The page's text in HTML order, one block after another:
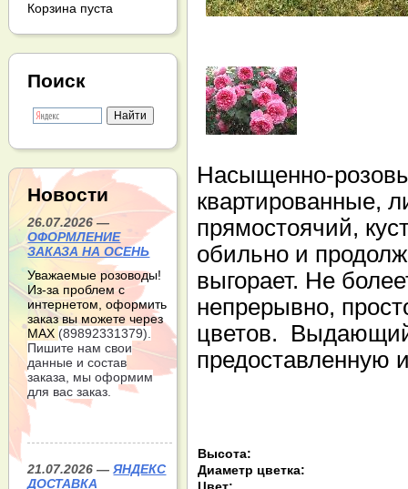
Насыщенно-
квартированные,
прямостоячий,
обильно и
выгорает. Не
непрерывно,
цветов.
предоставленную
Высота:
Диаметр цветка:
Цвет:
Корзина пуста
Поиск
Новости
26.07.2026 —
ОФОРМЛЕНИЕ
ЗАКАЗА НА ОСЕНЬ
Уважаемые розоводы!
Из-за проблем с
интернетом, оформить
заказ вы можете через
МАХ (89892331379).
Пишите нам свои
данные и состав
заказа, мы оформим
для вас заказ.
21.07.2026 —ЯНДЕКС
ДОСТАВКА